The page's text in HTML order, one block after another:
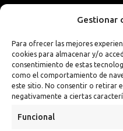
Gestionar
Para ofrecer las mejores
cookies para almacenar y/o
consentimiento de estas
como el comportamiento de
este sitio. No consentir o retirar
negativamente a ciertas
Funcional